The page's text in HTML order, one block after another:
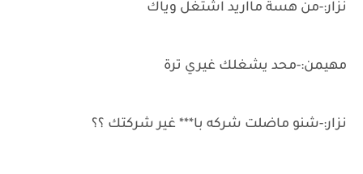
نزار:-من هسة مااريد اشتغل وياك
مهيمن:-محد يشغلك غيري ترة
نزار:-شنو ماضلت شركه با*** غير شركتك ؟؟